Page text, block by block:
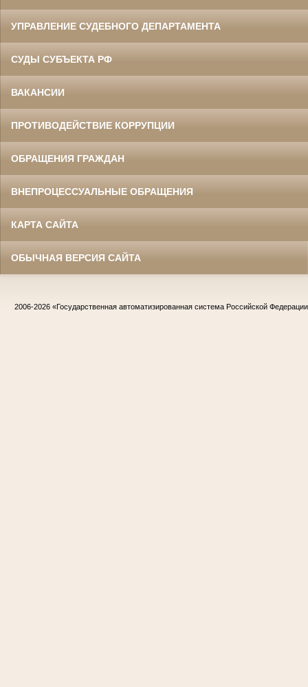
УПРАВЛЕНИЕ СУДЕБНОГО ДЕПАРТАМЕНТА
СУДЫ СУБЪЕКТА РФ
ВАКАНСИИ
ПРОТИВОДЕЙСТВИЕ КОРРУПЦИИ
ОБРАЩЕНИЯ ГРАЖДАН
ВНЕПРОЦЕССУАЛЬНЫЕ ОБРАЩЕНИЯ
КАРТА САЙТА
ОБЫЧНАЯ ВЕРСИЯ САЙТА
2006-2026 «Государственная автоматизированная система Российской